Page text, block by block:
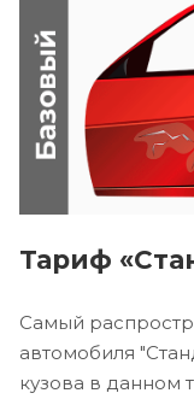
Тариф
Самый
автомобиля
кузова в данном